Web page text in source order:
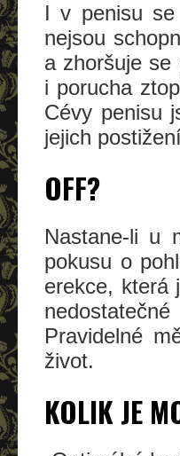
I v penisu se
nejsou
a zhoršuje se
i porucha
Cévy penisu
jejich
OFF?
Nastane-li u
pokusu o
erekce, která
Pravidelné
život.
KOLIK JE